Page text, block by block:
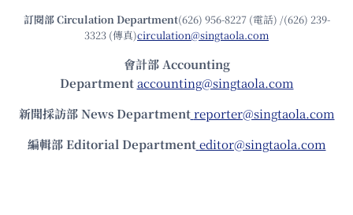
訂閱部 Circulation Department(626) 956-8227 (電話) /(626) 239-
3323 (傳真)circulation@singtaola.com
會計部 Accounting
Department accounting@singtaola.com
新聞採訪部 News Department reporter@singtaola.com
編輯部 Editorial Department editor@singtaola.com